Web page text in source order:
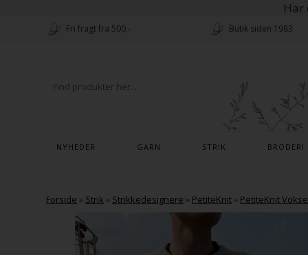
Har
Fri fragt fra 500,- Butik siden 1983
NYHEDER GARN STRIK BRODERI
Forside » Strik » Strikkedesignere » PetiteKnit» PetiteKnit